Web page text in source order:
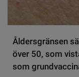
Åldersgränsen
över 50, som
som